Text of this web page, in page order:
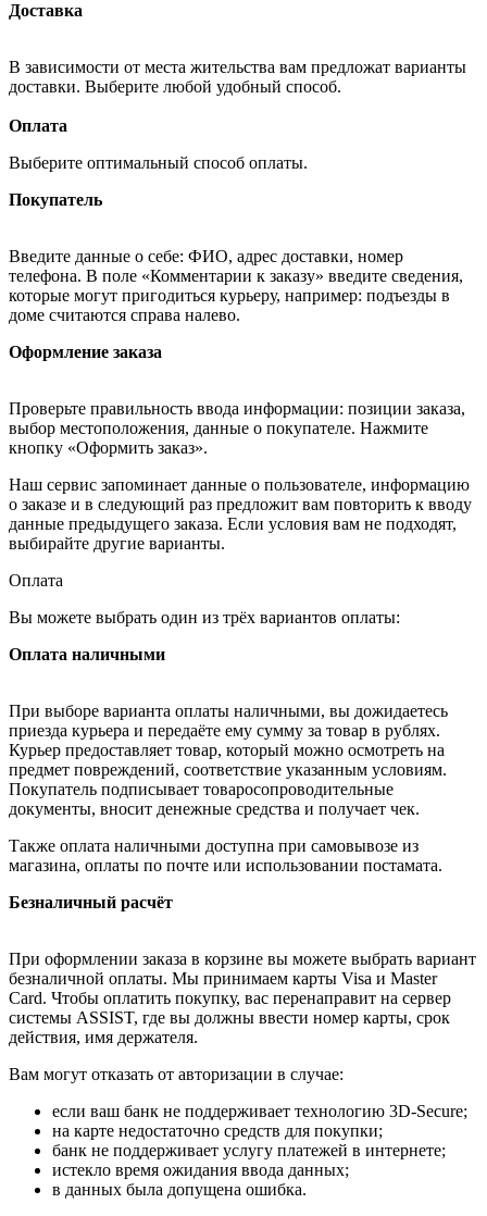
Доставка
В зависимости от места жительства вам предложат варианты
доставки. Выберите любой удобный способ.
Оплата
Выберите оптимальный способ оплаты.
Покупатель
Введите данные о себе: ФИО, адрес доставки, номер
телефона. В поле «Комментарии к заказу» введите сведения,
которые могут пригодиться курьеру, например: подъезды в
доме считаются справа налево.
Оформление заказа
Проверьте правильность ввода информации: позиции заказа,
выбор местоположения, данные о покупателе. Нажмите
кнопку «Оформить заказ».
Наш сервис запоминает данные о пользователе, информацию
о заказе и в следующий раз предложит вам повторить к вводу
данные предыдущего заказа. Если условия вам не подходят,
выбирайте другие варианты.
Оплата
Вы можете выбрать один из трёх вариантов оплаты:
Оплата наличными
При выборе варианта оплаты наличными, вы дожидаетесь
приезда курьера и передаёте ему сумму за товар в рублях.
Курьер предоставляет товар, который можно осмотреть на
предмет повреждений, соответствие указанным условиям.
Покупатель подписывает товаросопроводительные
документы, вносит денежные средства и получает чек.
Также оплата наличными доступна при самовывозе из
магазина, оплаты по почте или использовании постамата.
Безналичный расчёт
При оформлении заказа в корзине вы можете выбрать вариант
безналичной оплаты. Мы принимаем карты Visa и Master
Card. Чтобы оплатить покупку, вас перенаправит на сервер
системы ASSIST, где вы должны ввести номер карты, срок
действия, имя держателя.
Вам могут отказать от авторизации в случае:
если ваш банк не поддерживает технологию 3D-Secure;
на карте недостаточно средств для покупки;
банк не поддерживает услугу платежей в интернете;
истекло время ожидания ввода данных;
в данных была допущена ошибка.